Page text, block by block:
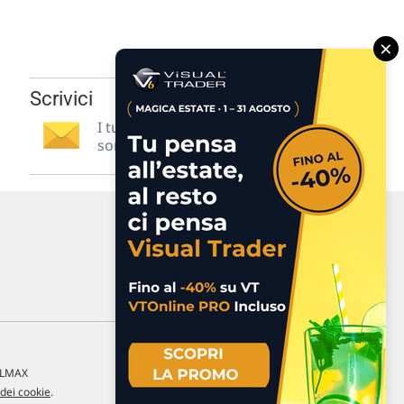
Scrivici
I tuoi suggerimenti per noi
sono preziosi e molto utili! »
cookie.
×